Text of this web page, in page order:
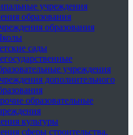
учреждения
образования
образования
сады
учреждения
дополнительного
образовательные
культуры
сферы строительства,